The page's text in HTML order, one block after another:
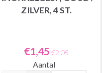
ZILVER, 4 ST.
€1,45 €2,05
Aantal